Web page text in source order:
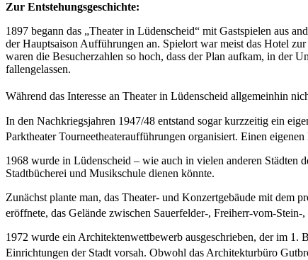
Zur Entstehungsgeschichte:
1897 begann das „Theater in Lüdenscheid“ mit Gastspielen aus
der Hauptsaison Aufführungen an. Spielort war meist das Hotel
waren die Besucherzahlen so hoch, dass der Plan aufkam, in der
fallengelassen.
Während das Interesse an Theater in Lüdenscheid allgemeinhin
In den Nachkriegsjahren 1947/48 entstand sogar kurzzeitig ein
Parktheater Tourneetheateraufführungen organisiert. Einen
1968 wurde in Lüdenscheid – wie auch in vielen anderen Städten
Stadtbücherei und Musikschule dienen könnte.
Zunächst plante man, das Theater- und Konzertgebäude mit dem
eröffnete, das Gelände zwischen Sauerfelder-, Freiherr-vom-
1972 wurde ein Architektenwettbewerb ausgeschrieben, der im 1.
Einrichtungen der Stadt vorsah. Obwohl das Architekturbüro